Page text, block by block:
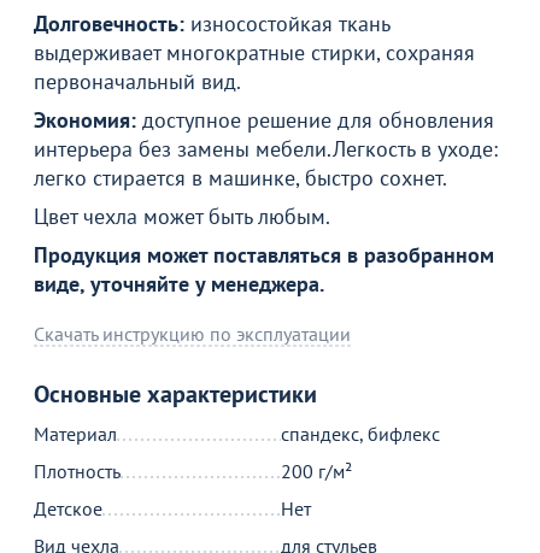
Долговечность: износостойкая ткань
выдерживает многократные стирки, сохраняя
первоначальный вид.
Экономия: доступное решение для обновления
интерьера без замены мебели.Легкость в уходе:
легко стирается в машинке, быстро сохнет.
Цвет чехла может быть любым.
Продукция может поставляться в разобранном
виде, уточняйте у менеджера.
Скачать инструкцию по эксплуатации
Основные характеристики
Материал
спандекс, бифлекс
Плотность
200 г/м²
Детское
Нет
Вид чехла
для стульев
Чехол на стул 08, спандекс белый
от 380